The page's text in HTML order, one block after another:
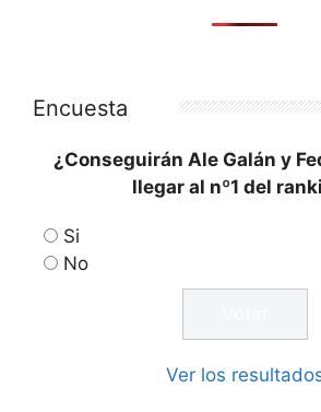
Encuesta
¿Conseguirán Ale Galán y
llegar al nº1 del
Si
No
Ver los